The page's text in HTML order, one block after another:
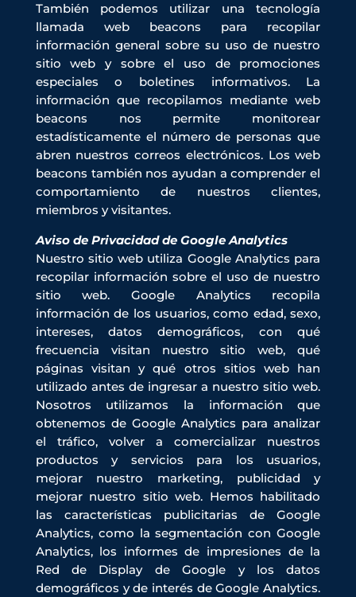
También podemos utilizar una tecnología
llamada web beacons para recopilar
información general sobre su uso de nuestro
sitio web y sobre el uso de promociones
especiales o boletines informativos. La
información que recopilamos mediante web
beacons nos permite monitorear
estadísticamente el número de personas que
abren nuestros correos electrónicos. Los web
beacons también nos ayudan a comprender el
comportamiento de nuestros clientes,
miembros y visitantes.
Aviso de Privacidad de Google Analytics
Nuestro sitio web utiliza Google Analytics para
recopilar información sobre el uso de nuestro
sitio web. Google Analytics recopila
información de los usuarios, como edad, sexo,
intereses, datos demográficos, con qué
frecuencia visitan nuestro sitio web, qué
páginas visitan y qué otros sitios web han
utilizado antes de ingresar a nuestro sitio web.
Nosotros utilizamos la información que
obtenemos de Google Analytics para analizar
el tráfico, volver a comercializar nuestros
productos y servicios para los usuarios,
mejorar nuestro marketing, publicidad y
mejorar nuestro sitio web. Hemos habilitado
las características publicitarias de Google
Analytics, como la segmentación con Google
Analytics, los informes de impresiones de la
Red de Display de Google y los datos
demográficos y de interés de Google Analytics.